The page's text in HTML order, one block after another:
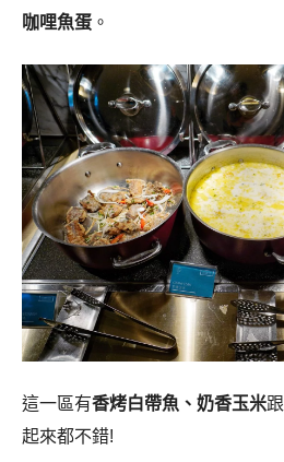
咖哩魚蛋 。
這一區有香烤白帶魚、奶香玉米跟
起來都不錯!